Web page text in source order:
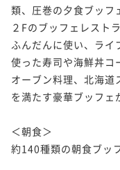
類、圧巻の夕食ブッフ
２Fのブッフェレスト
ふんだんに使い、ライ
使った寿司や海鮮丼コ
オーブン料理、北海道
を満たす豪華ブッフェ
＜朝食＞
約140種類の朝食ブッ